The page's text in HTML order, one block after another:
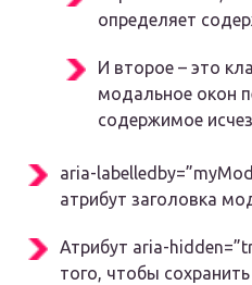
определяет
И второе – это
модальное окон
содержимое
aria-
атрибут заголовка
Атрибут aria-
того, чтобы